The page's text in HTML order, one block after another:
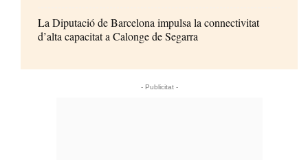
La Diputació de Barcelona impulsa la connectivitat
d’alta capacitat a Calonge de Segarra
- Publicitat -